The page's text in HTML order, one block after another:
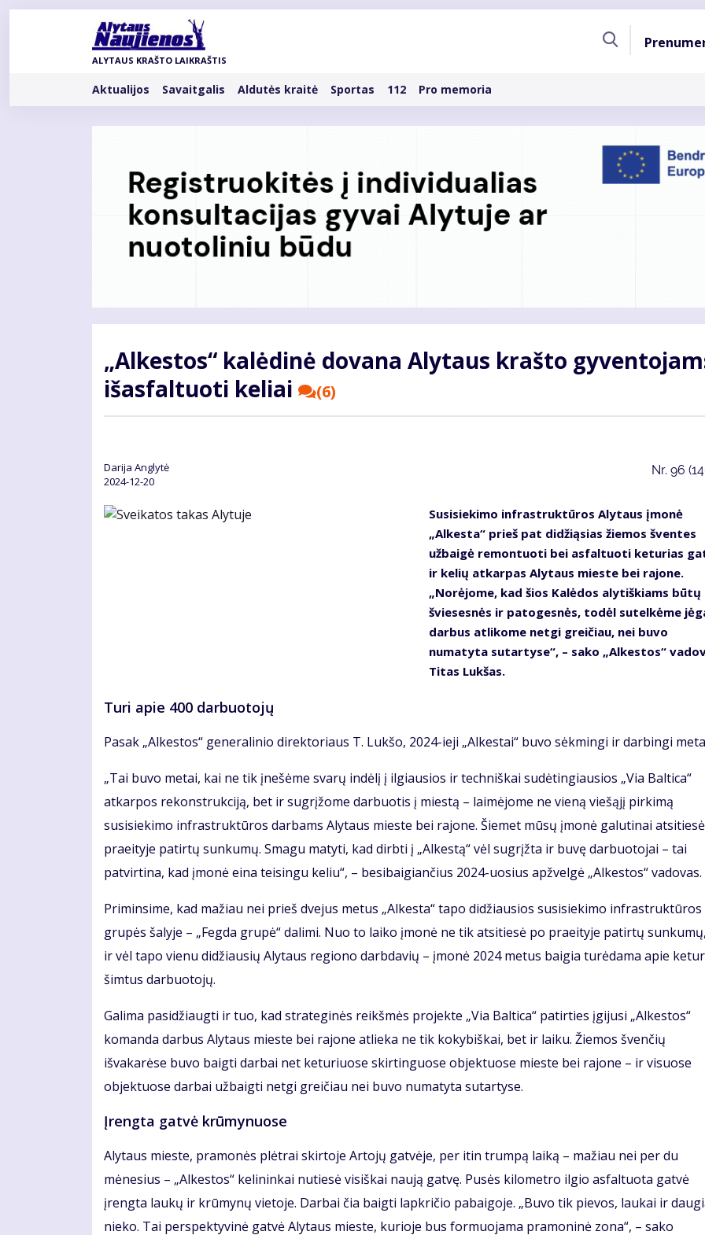
Pereiti
ALYTAUS KRAŠTO LAIKRAŠTIS
Rubrikos
Aktualijos Savaitgalis Aldutės kraitė Sportas 112 Pro memoria
„Alkestos“ kalėdinė dovana Alytaus krašto
išasfaltuoti keliai
(6)
Darija Anglytė
2024-12-20
Nr. 96
Susisiekimo infrastruktūros Alytaus įmonė
„Alkesta“ prieš pat didžiąsias žiemos šventes
užbaigė remontuoti bei asfaltuoti keturias
ir kelių atkarpas Alytaus mieste bei rajone.
„Norėjome, kad šios Kalėdos alytiškiams būtų
šviesesnės ir patogesnės, todėl sutelkėme
darbus atlikome netgi greičiau, nei buvo
numatyta sutartyse“, – sako „Alkestos“
Titas Lukšas.
Turi apie 400 darbuotojų
Pasak „Alkestos“ generalinio direktoriaus T. Lukšo, 2024-ieji „Alkestai“ buvo sėkmingi ir darbingi
„Tai buvo metai, kai ne tik įnešėme svarų indėlį į ilgiausios ir techniškai sudėtingiausios „Via Baltica“
atkarpos rekonstrukciją, bet ir sugrįžome darbuotis į miestą – laimėjome ne vieną viešąjį pirkimą
susisiekimo infrastruktūros darbams Alytaus mieste bei rajone. Šiemet mūsų įmonė galutinai
praeityje patirtų sunkumų. Smagu matyti, kad dirbti į „Alkestą“ vėl sugrįžta ir buvę darbuotojai – tai
patvirtina, kad įmonė eina teisingu keliu“, – besibaigiančius 2024-uosius apžvelgė „Alkestos“ vadovas.
Priminsime, kad mažiau nei prieš dvejus metus „Alkesta“ tapo didžiausios susisiekimo infrastruktūros
grupės šalyje – „Fegda grupė“ dalimi. Nuo to laiko įmonė ne tik atsitiesė po praeityje patirtų
ir vėl tapo vienu didžiausių Alytaus regiono darbdavių – įmonė 2024 metus baigia turėdama apie
šimtus darbuotojų.
Galima pasidžiaugti ir tuo, kad strateginės reikšmės projekte „Via Baltica“ patirties įgijusi „Alkestos“
komanda darbus Alytaus mieste bei rajone atlieka ne tik kokybiškai, bet ir laiku. Žiemos švenčių
išvakarėse buvo baigti darbai net keturiuose skirtinguose objektuose mieste bei rajone – ir visuose
objektuose darbai užbaigti netgi greičiau nei buvo numatyta sutartyse.
Įrengta gatvė krūmynuose
Alytaus mieste, pramonės plėtrai skirtoje Artojų gatvėje, per itin trumpą laiką – mažiau nei per du
mėnesius – „Alkestos“ kelininkai nutiesė visiškai naują gatvę. Pusės kilometro ilgio asfaltuota gatvė
įrengta laukų ir krūmynų vietoje. Darbai čia baigti lapkričio pabaigoje. „Buvo tik pievos, laukai ir
nieko. Tai perspektyvinė gatvė Alytaus mieste, kurioje bus formuojama pramoninė zona“, – sako